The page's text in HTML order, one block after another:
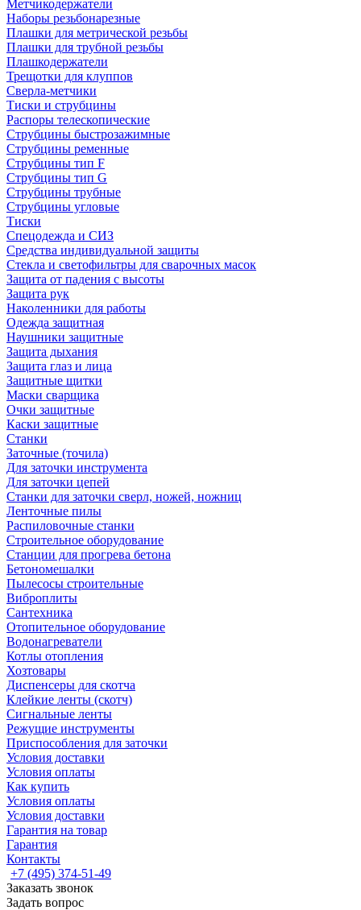
Метчикодержатели
Наборы резьбонарезные
Плашки для метрической резьбы
Плашки для трубной резьбы
Плашкодержатели
Трещотки для клуппов
Сверла-метчики
Тиски и струбцины
Распоры телескопические
Струбцины быстрозажимные
Струбцины ременные
Струбцины тип F
Струбцины тип G
Струбцины трубные
Струбцины угловые
Тиски
Спецодежда и СИЗ
Средства индивидуальной защиты
Стекла и светофильтры для сварочных масок
Защита от падения с высоты
Защита рук
Наколенники для работы
Одежда защитная
Наушники защитные
Защита дыхания
Защита глаз и лица
Защитные щитки
Маски сварщика
Очки защитные
Каски защитные
Станки
Заточные (точила)
Для заточки инструмента
Для заточки цепей
Станки для заточки сверл, ножей, ножниц
Ленточные пилы
Распиловочные станки
Строительное оборудование
Станции для прогрева бетона
Бетономешалки
Пылесосы строительные
Виброплиты
Сантехника
Отопительное оборудование
Водонагреватели
Котлы отопления
Хозтовары
Диспенсеры для скотча
Клейкие ленты (скотч)
Сигнальные ленты
Режущие инструменты
Приспособления для заточки
Условия доставки
Условия оплаты
Как купить
Условия оплаты
Условия доставки
Гарантия на товар
Гарантия
Контакты
+7 (495) 374-51-49
Заказать звонок
Задать вопрос